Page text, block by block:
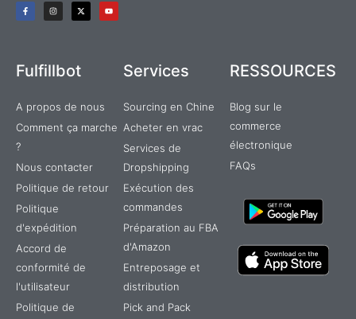
a
c
-
f
n
s
m
-
t
r
o
u
Fulfillbot
A propos de nous
Comment ça marche
?
Nous contacter
Politique de retour
Politique
d'expédition
Accord de
conformité de
l'utilisateur
Politique de
Services
Sourcing en Chine
Acheter en vrac
Services de
Dropshipping
Exécution des
commandes
Préparation au FBA
d'Amazon
Entreposage et
distribution
Pick and Pack
RESSOURCES
Blog sur le
commerce
électronique
FAQs